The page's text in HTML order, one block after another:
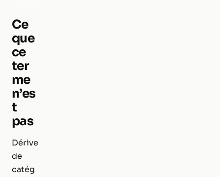
Ce
que
ce
ter
me
n’es
t
pas
Dérive
de
catég